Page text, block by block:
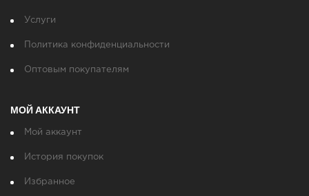
Услуги
Политика конфиденциальности
Оптовым покупателям
МОЙ АККАУНТ
Мой аккаунт
История покупок
Избранное